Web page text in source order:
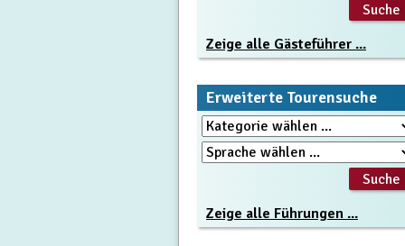
Zeige alle Gästeführer ...
Erweiterte Tourensuche
Zeige alle Führungen ...